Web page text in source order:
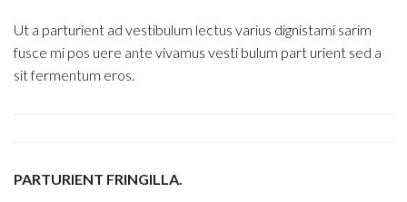
Ut a parturient ad vestibulum lectus varius dignistami sarim
fusce mi pos uere ante vivamus vesti bulum part urient sed a
sit fermentum eros.
PARTURIENT FRINGILLA.